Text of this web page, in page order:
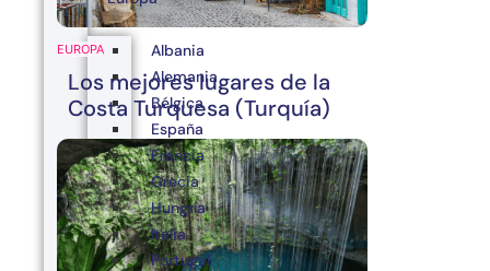
EUROPA
Los mejores lugares de la
Costa Turquesa (Turquía)
Albania
Alemania
Bélgica
España
Francia
Grecia
Hungría
Italia
Portugal